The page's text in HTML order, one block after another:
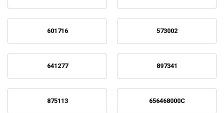
601716 573002
641277 897341
875113 656468000C